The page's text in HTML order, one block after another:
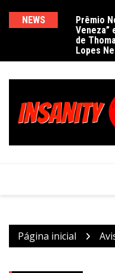
NEWS
Prêmio
Veneza”
de
Lopes
Página inicial